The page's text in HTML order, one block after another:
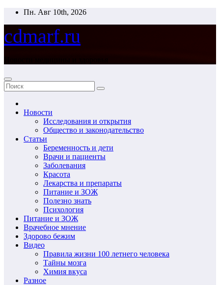
Перейти
содержимому
Пн. Авг 10th, 2026
cdmarf.ru
Новости
Исследования и открытия
Общество и законодательство
Статьи
Беременность и дети
Врачи и пациенты
Заболевания
Красота
Лекарства и препараты
Питание и ЗОЖ
Полезно знать
Психология
Питание и ЗОЖ
Врачебное мнение
Здорово бежим
Видео
Правила жизни 100 летнего человека
Тайны мозга
Химия вкуса
Разное